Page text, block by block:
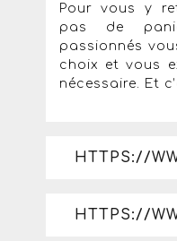
Pour vous y
pas de
passionnés
choix et vous
nécessaire. Et
HTTPS://
HTTPS://